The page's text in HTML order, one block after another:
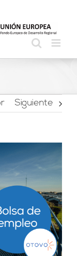
Siguiente